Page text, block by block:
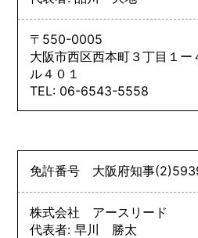
〒550-0005
大阪市西区西本町３丁目１
ル４０１
TEL: 06-6543-5558
免許番号 大阪府知事(2)
株式会社 アースリード
代表者: 早川 勝太